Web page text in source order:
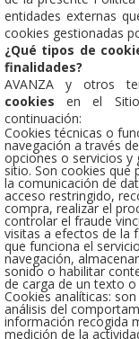
entidades externas
cookies gestionadas
¿Qué tipos de
finalidades?
AVANZA y otros
cookies en el Sitio
continuación:
Cookies técnicas o
navegación a través
opciones o servicios
sitio. Son cookies
la comunicación de
acceso restringido,
compra, realizar el
controlar el fraude
visitas a efectos de la
que funciona el
navegación,
sonido o habilitar
de carga de un texto o
Cookies analíticas:
análisis del
información recogida
medición de la